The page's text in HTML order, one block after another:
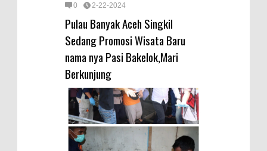
0 2-22-2024
Pulau Banyak Aceh Singkil
Sedang Promosi Wisata Baru
nama nya Pasi Bakelok,Mari
Berkunjung